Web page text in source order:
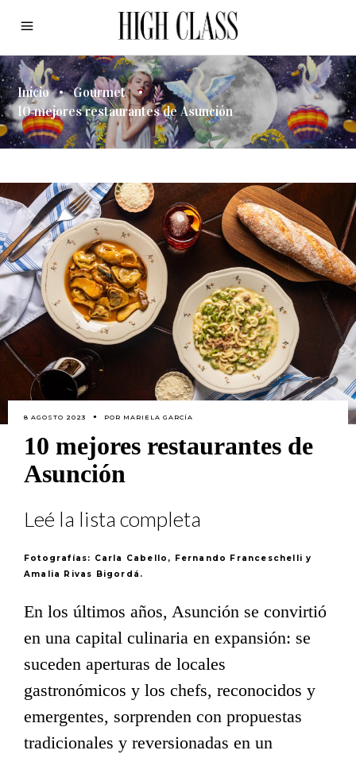
Inicio • Gourmet •
10 mejores restaurantes de Asunción
8 AGOSTO 2023 POR MARIELA GARCÍA
10 mejores restaurantes de
Asunción
Leé la lista completa
Fotografías: Carla Cabello, Fernando Franceschelli y
Amalia Rivas Bigordá.
En los últimos años, Asunción se convirtió
en una capital culinaria en expansión: se
suceden aperturas de locales
gastronómicos y los chefs, reconocidos y
emergentes, sorprenden con propuestas
tradicionales y reversionadas en un